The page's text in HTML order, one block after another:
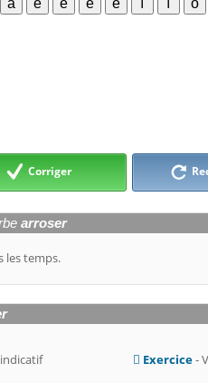
Corriger
arroser
les temps.
Exercice-